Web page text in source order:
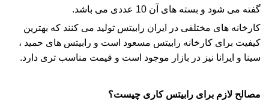
گفته می شود و بسته های آن 10 عددی می باشد.
کارخانه های مختلفی در ایران رابیتس تولید می کنند که بهترین
کیفیت برای کارخانه رابیتس مسعود است و رابیتس های حمید ،
سینا و ایرانا نیز در بازار موجود است و قیمت مناسب تری دارد.
مصالح لازم برای رابیتس کاری چیست؟